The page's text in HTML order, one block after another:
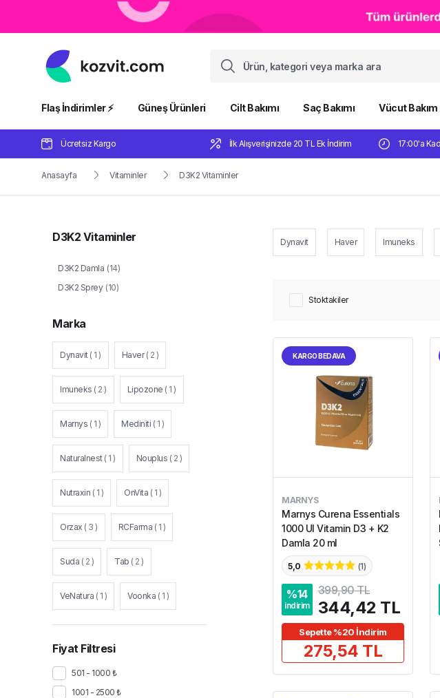
Flaş İndirimler ⚡️ Güneş Ürünleri Cilt Bakımı Saç Bakımı Vücut Bakım
Ücretsiz Kargo İlk Alışverişinizde 20 TL Ek İndirim 17:00'a
Anasayfa Vitaminler D3K2 Vitaminler
D3K2 Vitaminler
D3K2 Damla (14)
D3K2 Sprey (10)
Marka
Dynavit ( 1 ) Haver ( 2 )
Imuneks ( 2 ) Lipozone ( 1 )
Marnys ( 1 ) Mediniti ( 1 )
Naturalnest ( 1 ) Nouplus ( 2 )
Nutraxin ( 1 ) OnVita ( 1 )
Orzax ( 3 ) RCFarma ( 1 )
Suda ( 2 ) Tab ( 2 )
VeNatura ( 1 ) Voonka ( 1 )
Fiyat Filtresi
501 - 1000 ₺
1001 - 2500 ₺
Dynavit Haver Imuneks
Stoktakiler
KARGO BEDAVA
MARNYS
Marnys Curena Essentials
1000 UI Vitamin D3 + K2
Damla 20 ml
5,0 (1)
%14
indirim
399,90 TL
344,42 TL
Sepette %20 İndirim
275,54 TL